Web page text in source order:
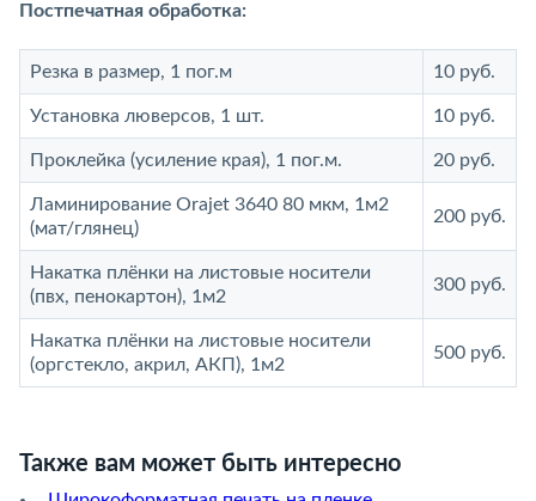
Постпечатная обработка:
Резка в размер, 1 пог.м 10 руб.
Установка люверсов, 1 шт. 10 руб.
Проклейка (усиление края), 1 пог.м. 20 руб.
Ламинирование Orajet 3640 80 мкм, 1м2
(мат/глянец)
200 руб.
Накатка плёнки на листовые носители
(пвх, пенокартон), 1м2
300 руб.
Накатка плёнки на листовые носители
(оргстекло, акрил, АКП), 1м2
500 руб.
Также вам может быть интересно